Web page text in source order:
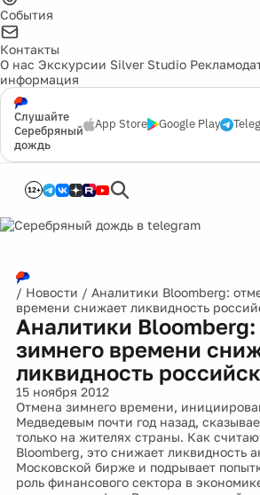
События
Контакты
О нас Экскурсии Silver Studio
информация
Слушайте
Серебряный
дождь
App Store Google Play
12+
/ Новости / Аналитики Bloomberg:
времени снижает ликвидность
Аналитики Bloomberg:
зимнего времени
ликвидность
15 ноября 2012
Отмена зимнего времени,
Медведевым почти год назад,
только на жителях страны. Как
Bloomberg, это снижает ликвидность
Московской бирже и подрывает
роль финансового сектора в